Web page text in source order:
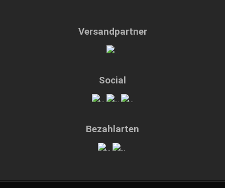
Versandpartner
Social
Bezahlarten